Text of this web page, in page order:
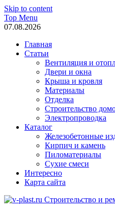
Skip to content
Top Menu
07.08.2026
Главная
Статьи
Вентиляция и
Двери и окна
Крыша и кровля
Материалы
Отделка
Строительство
Электропроводка
Каталог
Железобетонные
Кирпич и камень
Пиломатериалы
Сухие смеси
Интересно
Карта сайта